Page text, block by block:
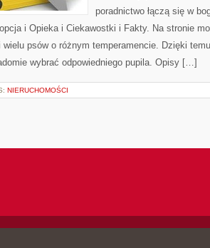
poradnictwo łączą się w
i Opieka i Ciekawostki i Fakty. Na stronie
psów o różnym temperamencie. Dzięki
wybrać odpowiedniego pupila. Opisy […]
NIERUCHOMOŚCI